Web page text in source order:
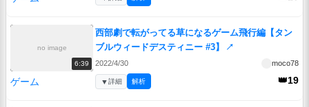
no image
6:39
西部劇で転がってる草になるゲーム飛行編【タン
ブルウィードデスティニー #3】
↗
2022/4/30 moco78
ゲーム 👑19
▼詳細 解析